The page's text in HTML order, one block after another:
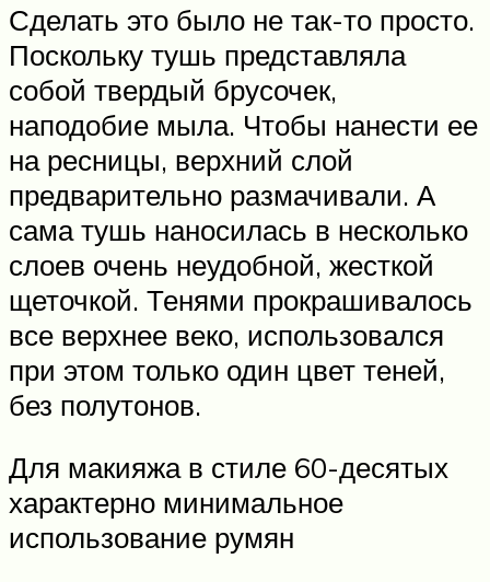
Сделать это было не так-то просто.
Поскольку тушь представляла
собой твердый брусочек,
наподобие мыла. Чтобы нанести ее
на ресницы, верхний слой
предварительно размачивали. А
сама тушь наносилась в несколько
слоев очень неудобной, жесткой
щеточкой. Тенями прокрашивалось
все верхнее веко, использовался
при этом только один цвет теней,
без полутонов.
Для макияжа в стиле 60-десятых
характерно минимальное
использование румян